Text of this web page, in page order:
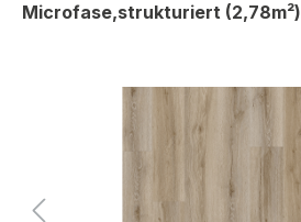
Microfase,strukturiert (2,78m²)
Bildergalerie überspringen